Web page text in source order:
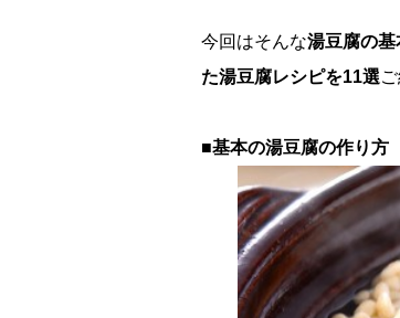
今回はそんな湯豆腐の
た湯豆腐レシピを11選
■基本の湯豆腐の作り方